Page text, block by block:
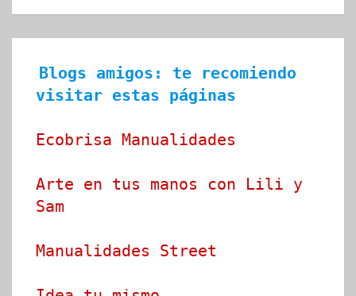
Blogs amigos: te recomiendo
visitar estas páginas
Ecobrisa Manualidades
Arte en tus manos con Lili y
Sam
Manualidades Street